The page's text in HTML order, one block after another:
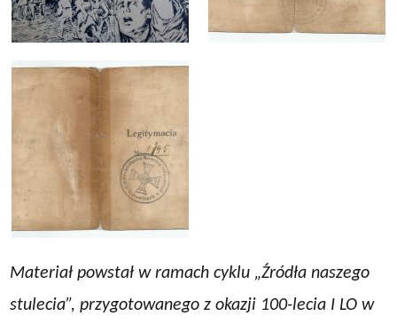
Materiał powstał w ramach cyklu „Źródła naszego
stulecia”, przygotowanego z okazji 100-lecia I LO w